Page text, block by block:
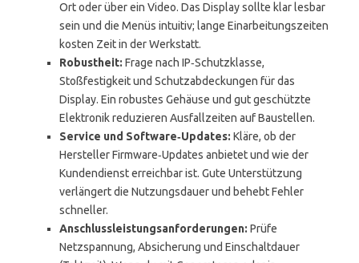
Ort oder über ein Video. Das Display sollte klar lesbar
sein und die Menüs intuitiv; lange Einarbeitungszeiten
kosten Zeit in der Werkstatt.
Robustheit: Frage nach IP‑Schutzklasse,
Stoßfestigkeit und Schutzabdeckungen für das
Display. Ein robustes Gehäuse und gut geschützte
Elektronik reduzieren Ausfallzeiten auf Baustellen.
Service und Software‑Updates: Kläre, ob der
Hersteller Firmware‑Updates anbietet und wie der
Kundendienst erreichbar ist. Gute Unterstützung
verlängert die Nutzungsdauer und behebt Fehler
schneller.
Anschlussleistungsanforderungen: Prüfe
Netzspannung, Absicherung und Einschaltdauer